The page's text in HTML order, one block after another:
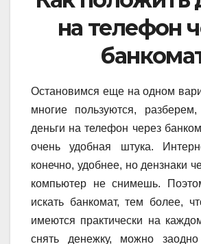
на телефон
Остановимся еще на одном
многие пользуются,
деньги на телефон через
очень удобная штука.
конечно, удобнее, но дензнаки
компьютер не снимешь.
искать банкомат, тем более,
имеются практически на
снять денежку, можно